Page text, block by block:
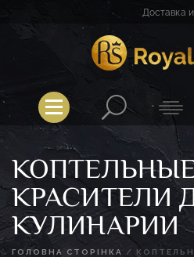
Доставка
Royal Spice
КРАСИТЕЛИ
КУЛИНАРИИ
ГОЛОВНА СТОРІНКА /